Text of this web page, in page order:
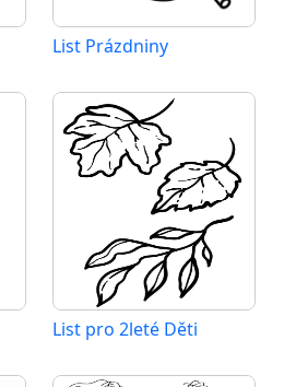
List Prázdniny
List pro 2leté Děti